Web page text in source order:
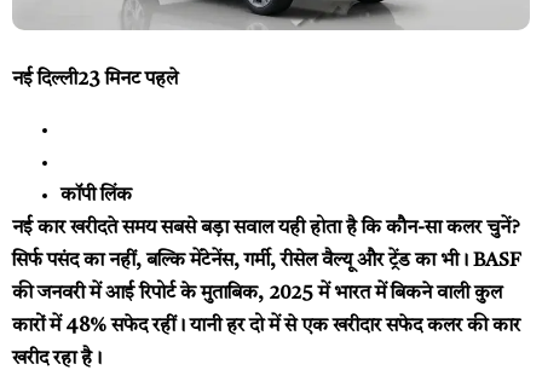
नई दिल्ली23 मिनट पहले
कॉपी लिंक
नई कार खरीदते समय सबसे बड़ा सवाल यही होता है कि कौन-सा कलर चुनें?
सिर्फ पसंद का नहीं, बल्कि मेंटेनेंस, गर्मी, रीसेल वैल्यू और ट्रेंड का भी। BASF
की जनवरी में आई रिपोर्ट के मुताबिक, 2025 में भारत में बिकने वाली कुल
कारों में 48% सफेद रहीं। यानी हर दो में से एक खरीदार सफेद कलर की कार
खरीद रहा है।